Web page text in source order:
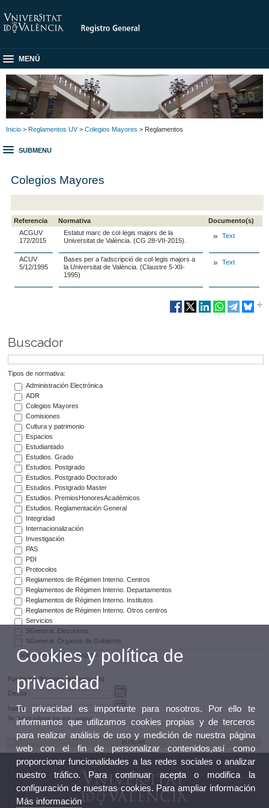
MENÚ
Inicio > Reglamentos UV> Colegios Mayores > Reglamentos
SUBMENU
Colegios Mayores
Referencia Normativa
Documento(s)
ACGUV
172/2015
Estatut marc de col·legis majors de la
Universitat de València. (CG 28-VII-2015).
Text
ACUV
5/12/1995
Bases per a l'adscripció de col·legis majors a
la Universitat de València. (Claustre 5-XII-
1995)
Text
Buscador
Tipos de normativa:
Administración Electrónica
ADR
Colegios Mayores
Comisiones
Cultura y patrimonio
Espacios
Estudiantado
Estudios. Grado
Estudios. Postgrado
Estudios. Postgrado Doctorado
Estudios. Postgrado Master
Estudios. PremiosHonoresAcadémicos
Estudios. Reglamentación General
Integridad
Internacionalización
Investigación
PAS
PDI
Protocolos
Reglamentos de Régimen Interno. Centros
Reglamentos de Régimen Interno. Departamentos
Reglamentos de Régimen Interno. Institutos
Reglamentos de Régimen Interno. Otros centros
Servicios
SGeneral. Elecciones
SGeneral. Órganos de Gobierno
SeleccionarTodos Ninguno
Por fecha (formato: dd/mm/aaaa)
Desde
hasta
Se deben rellenar los dos campos
Cookies y política de
privacidad
Tu privacidad es importante para nosotros. Por ello te
informamos que utilizamos cookies propias y de terceros
para realizar análisis de uso y medición de nuestra página
web con el fin de personalizar contenidos,así como
proporcionar funcionalidades a las redes sociales o analizar
nuestro tráfico. Para continuar acepta o modifica la
configuración de nuestras cookies. Para ampliar información
Más información